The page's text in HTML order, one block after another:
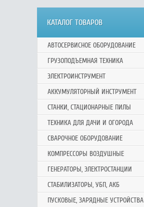
КАТАЛОГ ТОВАРОВ
АВТОСЕРВИСНОЕ ОБОРУДОВАНИЕ
ГРУЗОПОДЪЕМНАЯ ТЕХНИКА
ЭЛЕКТРОИНСТРУМЕНТ
АККУМУЛЯТОРНЫЙ ИНСТРУМЕНТ
СТАНКИ, СТАЦИОНАРНЫЕ ПИЛЫ
ТЕХНИКА ДЛЯ ДАЧИ И ОГОРОДА
СВАРОЧНОЕ ОБОРУДОВАНИЕ
КОМПРЕССОРЫ ВОЗДУШНЫЕ
ГЕНЕРАТОРЫ, ЭЛЕКТРОСТАНЦИИ
СТАБИЛИЗАТОРЫ, УБП, АКБ
ПУСКОВЫЕ, ЗАРЯДНЫЕ УСТРОЙСТВА